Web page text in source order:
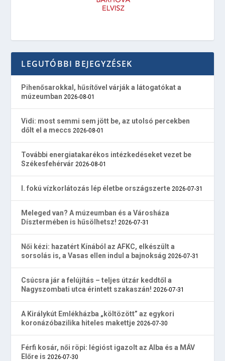
LEGUTÓBBI BEJEGYZÉSEK
Pihenősarokkal, hűsítővel várják a látogatókat a
múzeumban 2026-08-01
Vidi: most semmi sem jött be, az utolsó percekben
dőlt el a meccs 2026-08-01
További energiatakarékos intézkedéseket vezet be
Székesfehérvár 2026-08-01
I. fokú vízkorlátozás lép életbe országszerte 2026-07-31
Meleged van? A múzeumban és a Városháza
Dísztermében is hűsölhetsz! 2026-07-31
Női kézi: hazatért Kínából az AFKC, elkészült a
sorsolás is, a Vasas ellen indul a bajnokság 2026-07-31
Csúcsra jár a felújítás – teljes útzár keddtől a
Nagyszombati utca érintett szakaszán! 2026-07-31
A Királykút Emlékházba „költözött” az egykori
koronázóbazilika hiteles makettje 2026-07-30
Férfi kosár, női röpi: légióst igazolt az Alba és a MÁV
Előre is 2026-07-30